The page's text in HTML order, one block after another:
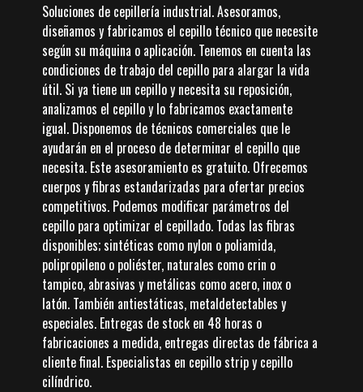
Soluciones de cepillería industrial. Asesoramos,
diseñamos y fabricamos el cepillo técnico que necesite
según su máquina o aplicación. Tenemos en cuenta las
condiciones de trabajo del cepillo para alargar la vida
útil. Si ya tiene un cepillo y necesita su reposición,
analizamos el cepillo y lo fabricamos exactamente
igual. Disponemos de técnicos comerciales que le
ayudarán en el proceso de determinar el cepillo que
necesita. Este asesoramiento es gratuito. Ofrecemos
cuerpos y fibras estandarizadas para ofertar precios
competitivos. Podemos modificar parámetros del
cepillo para optimizar el cepillado. Todas las fibras
disponibles; sintéticas como nylon o poliamida,
polipropileno o poliéster, naturales como crin o
tampico, abrasivas y metálicas como acero, inox o
latón. También antiestáticas, metaldetectables y
especiales. Entregas de stock en 48 horas o
fabricaciones a medida, entregas directas de fábrica a
cliente final. Especialistas en cepillo strip y cepillo
cilíndrico.